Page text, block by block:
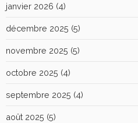
janvier 2026 (4)
décembre 2025 (5)
novembre 2025 (5)
octobre 2025 (4)
septembre 2025 (4)
août 2025 (5)